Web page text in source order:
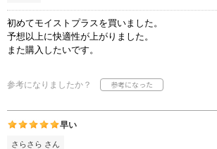
初めてモイストプラスを買いました。
予想以上に快適性が上がりました。
また購入したいです。
参考になりましたか？
早い
さらさら さん